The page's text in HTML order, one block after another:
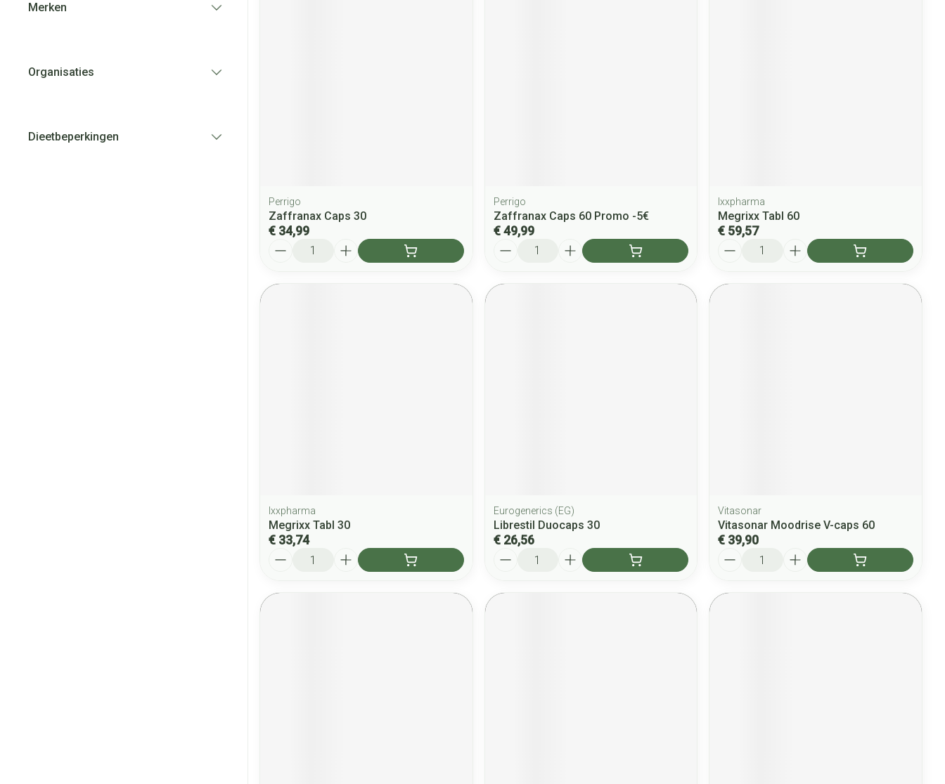
Merken
Organisaties
Dieetbeperkingen
Perrigo
Zaffranax Caps 30
€ 34,99
Perrigo
Zaffranax Caps 60 Promo -5€
€ 49,99
Ixxpharma
Megrixx Tabl 60
€ 59,57
Ixxpharma
Megrixx Tabl 30
€ 33,74
Eurogenerics (EG)
Librestil Duocaps 30
€ 26,56
Vitasonar
Vitasonar Moodrise V-caps 60
€ 39,90